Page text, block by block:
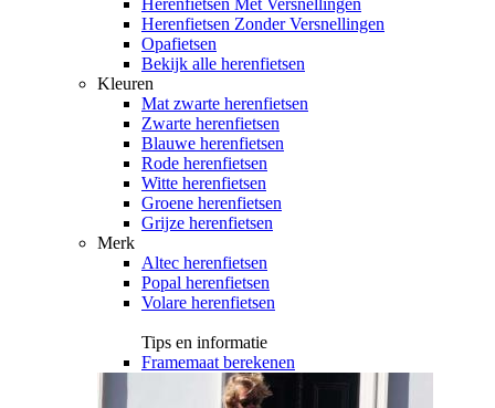
Herenfietsen Met Versnellingen
Herenfietsen Zonder Versnellingen
Opafietsen
Bekijk alle herenfietsen
Kleuren
Mat zwarte herenfietsen
Zwarte herenfietsen
Blauwe herenfietsen
Rode herenfietsen
Witte herenfietsen
Groene herenfietsen
Grijze herenfietsen
Merk
Altec herenfietsen
Popal herenfietsen
Volare herenfietsen
Tips en informatie
Framemaat berekenen